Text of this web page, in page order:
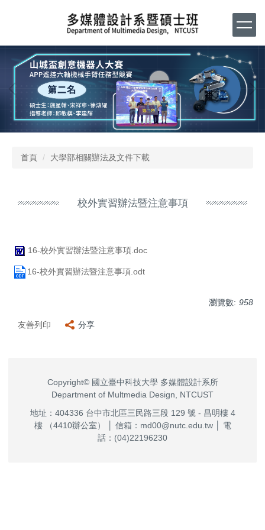
要
區
首頁 大學部相關辦法及文件下載
校外實習辦法暨注意事項
16-校外實習辦法暨注意事項.doc
16-校外實習辦法暨注意事項.odt
瀏覽數: 958
友善列印 分享
Copyright© 國立臺中科技大學 多媒體設計系所
Department of Multmedia Design, NTCUST
地址：404336 台中市北區三民路三段 129 號 - 昌明樓 4
樓 （4410辦公室） │ 信箱：md00@nutc.edu.tw │ 電
話：(04)22196230